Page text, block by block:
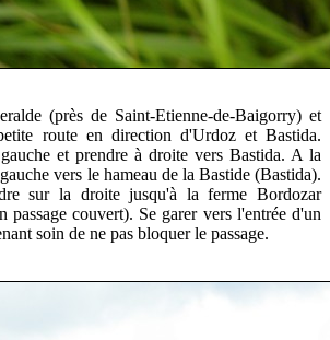
(près de Saint-Etienne-de-Baigorry) et
route en direction d'Urdoz et Bastida.
et prendre à droite vers Bastida. A la
vers le hameau de la Bastide (Bastida).
sur la droite jusqu'à la ferme Bordozar
passage couvert). Se garer vers l'entrée d'un
soin de ne pas bloquer le passage.